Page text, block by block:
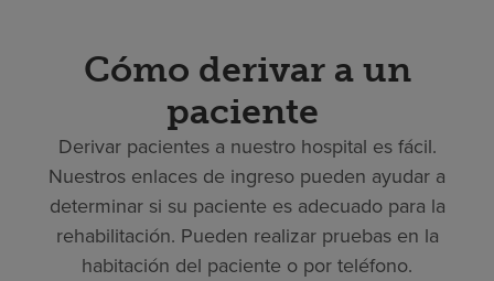
Cómo derivar a un
paciente
Derivar pacientes a nuestro hospital es fácil.
Nuestros enlaces de ingreso pueden ayudar a
determinar si su paciente es adecuado para la
rehabilitación. Pueden realizar pruebas en la
habitación del paciente o por teléfono.